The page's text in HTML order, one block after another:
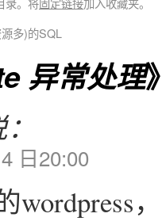
多)的SQL
异常处理
日20:00
wordpress